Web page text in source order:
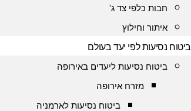
חבות כלפי צד ג'
איתור וחילוץ
ביטוח נסיעות לפי יעד בעולם
ביטוח נסיעות ליעדים באירופה
מזרח אירופה
ביטוח נסיעות לארמניה